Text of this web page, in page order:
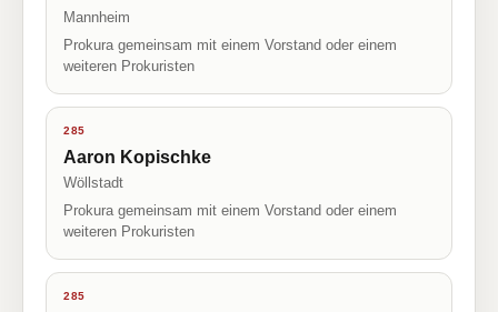
Mannheim
Prokura gemeinsam mit einem Vorstand oder einem
weiteren Prokuristen
285
Aaron Kopischke
Wöllstadt
Prokura gemeinsam mit einem Vorstand oder einem
weiteren Prokuristen
285